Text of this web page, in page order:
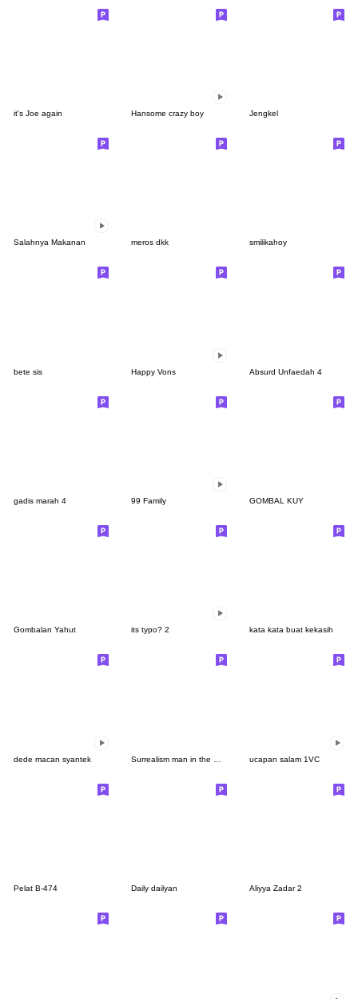
it's Joe again Hansome crazy boy Jengkel
Salahnya Makanan meros dkk smilikahoy
bete sis Happy Vons Absurd Unfaedah 4
gadis marah 4 99 Family GOMBAL KUY
Gombalan Yahut its typo? 2 kata kata buat kekasih
dede macan syantek ucapan salam 1VC
Pelat B-474 Daily dailyan Aliyya Zadar 2